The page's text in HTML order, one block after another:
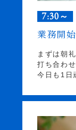
7:30～
業務開始
まずは朝
打ち合わ
今日も1日